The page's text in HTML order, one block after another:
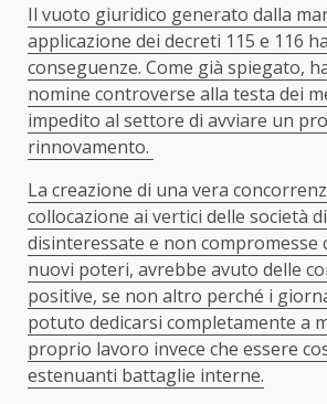
Il vuoto giuridico generato dalla
applicazione dei decreti 115 e 116
conseguenze. Come già spiegato,
nomine controverse alla testa dei
impedito al settore di avviare un
rinnovamento.
La creazione di una vera
collocazione ai vertici delle società
disinteressate e non compromesse
nuovi poteri, avrebbe avuto delle
positive, se non altro perché i
potuto dedicarsi completamente a
proprio lavoro invece che essere
estenuanti battaglie interne.